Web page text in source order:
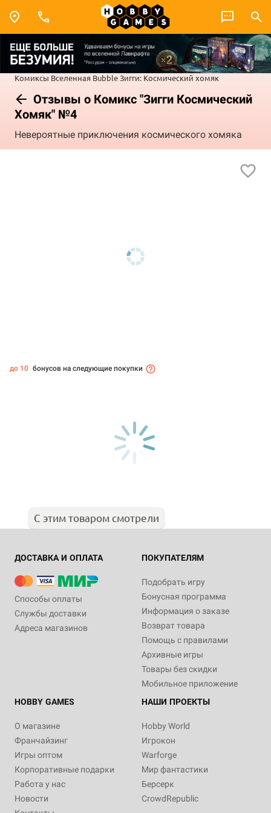
Комиксы Вселенная BubbleЗигги: Космический хомяк
Отзывы о Комикс "Зигги Космический
Хомяк" №4
Невероятные приключения космического хомяка
до 10 бонусов на следующие покупки
С этим товаром смотрели
ДОСТАВКА И ОПЛАТА
Способы оплаты
Службы доставки
Адреса магазинов
ПОКУПАТЕЛЯМ
Подобрать игру
Бонусная программа
Информация о заказе
Возврат товара
Помощь с правилами
Архивные игры
Товары без скидки
Мобильное приложение
HOBBY GAMES
О магазине
Франчайзинг
Игры оптом
Корпоративные подарки
Работа у нас
Новости
НАШИ ПРОЕКТЫ
Hobby World
Игрокон
Warforge
Мир фантастики
Берсерк
CrowdRepublic